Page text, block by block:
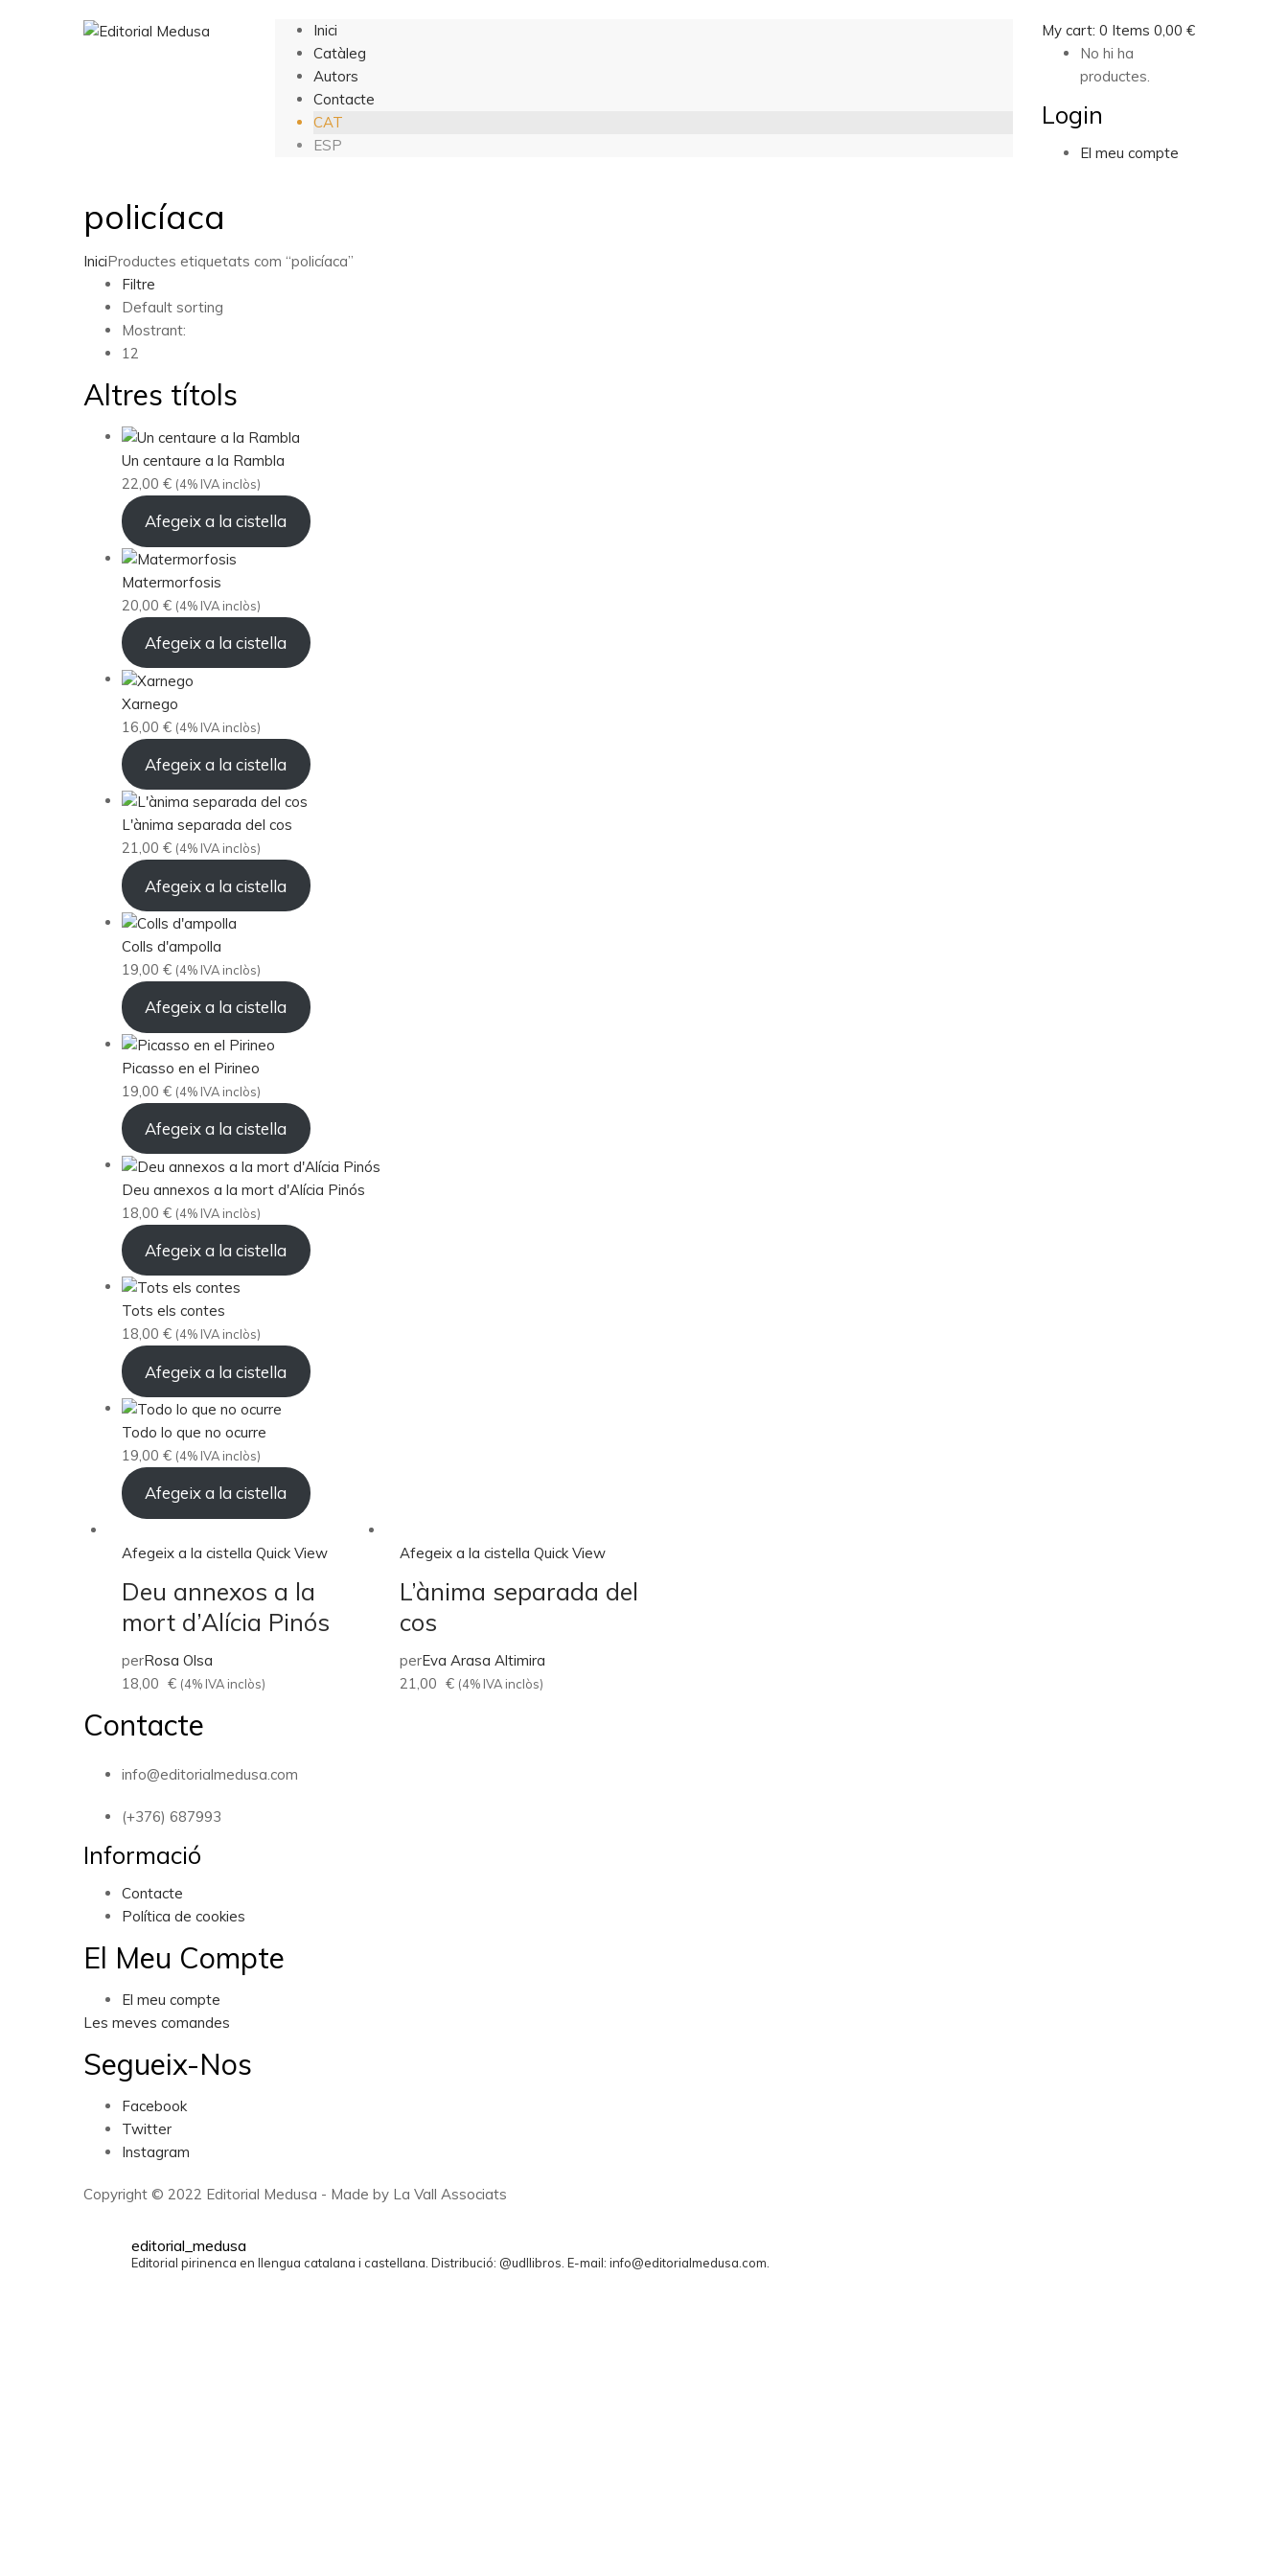
Inici
Catàleg
Autors
Contacte
CAT
ESP
My cart: 0 Items 0,00 €
No hi ha
productes.
Login
El meu compte
policíaca
IniciProductes etiquetats com “policíaca”
Filtre
Default sorting
Mostrant:
12
Altres títols
Un centaure a la Rambla
22,00 € (4% IVA inclòs)
Afegeix a la cistella
Matermorfosis
20,00 € (4% IVA inclòs)
Afegeix a la cistella
Xarnego
16,00 € (4% IVA inclòs)
Afegeix a la cistella
L'ànima separada del cos
21,00 € (4% IVA inclòs)
Afegeix a la cistella
Colls d'ampolla
19,00 € (4% IVA inclòs)
Afegeix a la cistella
Picasso en el Pirineo
19,00 € (4% IVA inclòs)
Afegeix a la cistella
Deu annexos a la mort d'Alícia Pinós
18,00 € (4% IVA inclòs)
Afegeix a la cistella
Tots els contes
18,00 € (4% IVA inclòs)
Afegeix a la cistella
Todo lo que no ocurre
19,00 € (4% IVA inclòs)
Afegeix a la cistella
Afegeix a la cistella Quick View
Deu annexos a la
mort d’Alícia Pinós
perRosa Olsa
18,00 € (4% IVA inclòs)
Afegeix a la cistella Quick View
L’ànima separada del
cos
perEva Arasa Altimira
21,00 € (4% IVA inclòs)
Contacte
info@editorialmedusa.com
(+376) 687993
Informació
Contacte
Política de cookies
El Meu Compte
El meu compte
Les meves comandes
Segueix-Nos
Facebook
Twitter
Instagram
Copyright © 2022 Editorial Medusa - Made by La Vall Associats
editorial_medusa
Editorial pirinenca en llengua catalana i castellana. Distribució: @udllibros. E-mail: info@editorialmedusa.com.